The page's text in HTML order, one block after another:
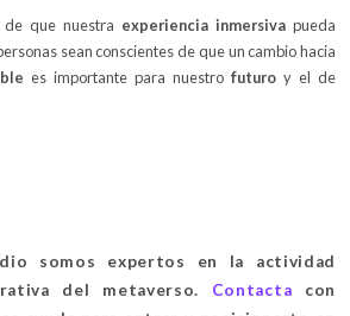
de que nuestra experiencia inmersiva pueda
sean conscientes de que un cambio hacia
es importante para nuestro futuro y el de
somos expertos en la actividad
del metaverso. Contacta con